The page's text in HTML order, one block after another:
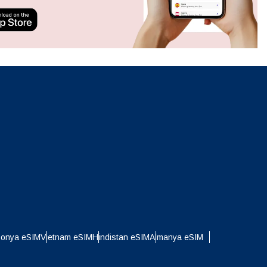
eSIMVietnam eSIMHindistan eSIMAlmanya eSIM